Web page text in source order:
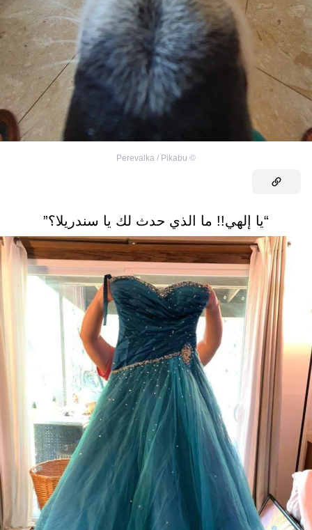
©
Perevalka / Pikabu
“يا إلهي!! ما الذي حدث لك يا سندريلا؟”